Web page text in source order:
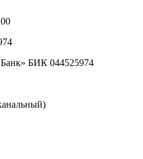
БИК 044525974